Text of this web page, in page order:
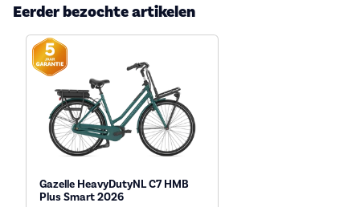
Eerder bezochte artikelen
Gazelle HeavyDutyNL C7 HMB
Plus Smart 2026